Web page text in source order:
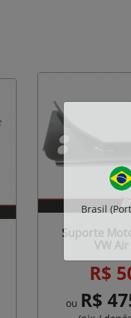
Suporte
VW
R$
ou R$
Brasil